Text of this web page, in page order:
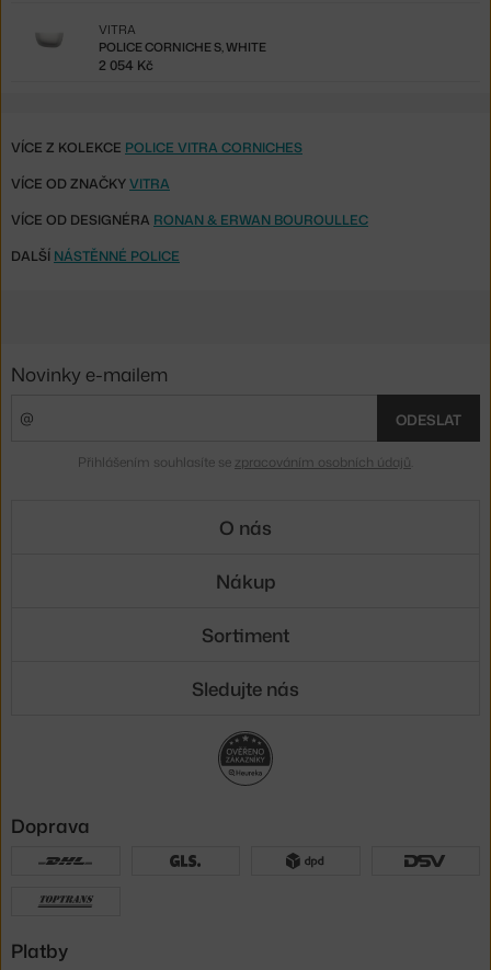
POLICE CORNICHE S, WHITE
VITRA
2 054 Kč
VÍCE Z KOLEKCE POLICE VITRA CORNICHES
VÍCE OD ZNAČKYVITRA
VÍCE OD DESIGNÉRA RONAN & ERWAN BOUROULLEC
DALŠÍ NÁSTĚNNÉ POLICE
Novinky e-mailem
ODESLAT
Přihlášením souhlasíte se zpracováním osobních údajů
O nás
Nákup
Sortiment
Sledujte nás
Doprava
Platby